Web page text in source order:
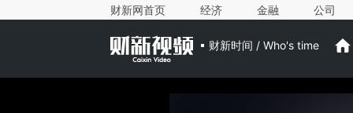
财新网首页 经济 金融 公司
财新时间 / Who's time